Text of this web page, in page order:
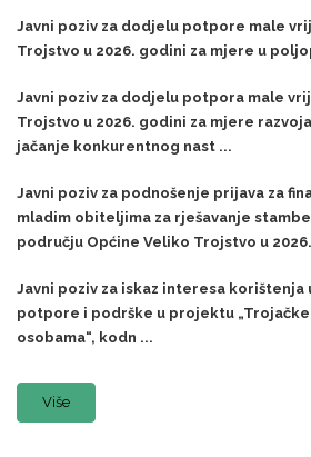
Javni poziv za dodjelu potpore male
Trojstvo u 2026. godini za mjere u
Javni poziv za dodjelu potpora male
Trojstvo u 2026. godini za mjere
jačanje konkurentnog nast ...
Javni poziv za podnošenje prijava za
mladim obiteljima za rješavanje
području Općine Veliko Trojstvo u
Javni poziv za iskaz interesa korištenja
potpore i podrške u projektu
osobama“, kodn ...
Više